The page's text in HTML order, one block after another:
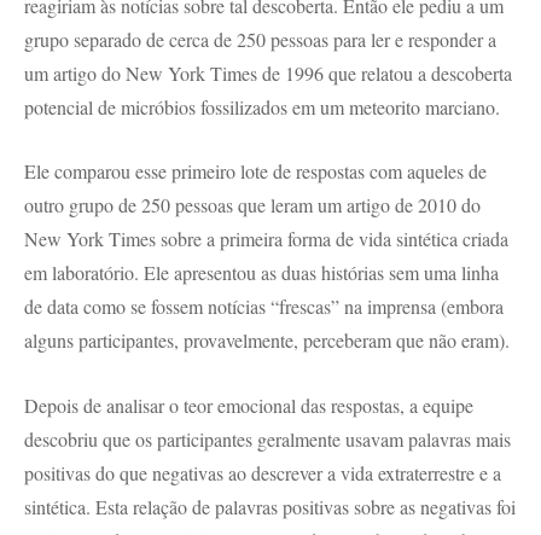
grupo separado de cerca de 250 pessoas para ler e responder a
um artigo do New York Times de 1996 que relatou a descoberta
potencial de micróbios fossilizados em um meteorito marciano.
Ele comparou esse primeiro lote de respostas com aqueles de
outro grupo de 250 pessoas que leram um artigo de 2010 do
New York Times sobre a primeira forma de vida sintética criada
em laboratório. Ele apresentou as duas histórias sem uma linha
de data como se fossem notícias “frescas” na imprensa (embora
alguns participantes, provavelmente, perceberam que não eram).
Depois de analisar o teor emocional das respostas, a equipe
descobriu que os participantes geralmente usavam palavras mais
positivas do que negativas ao descrever a vida extraterrestre e a
sintética. Esta relação de palavras positivas sobre as negativas foi